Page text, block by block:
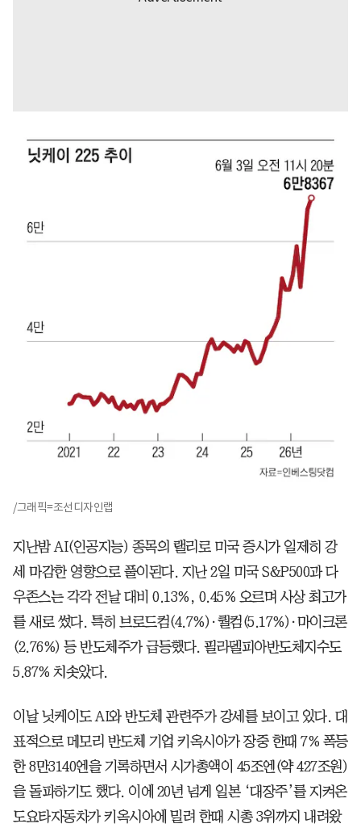
/그래픽=조선디자인랩
지난밤 AI(인공지능) 종목의 랠리로 미국 증시가 일제히 강
세 마감한 영향으로 풀이된다. 지난 2일 미국 S&P500과 다
우존스는 각각 전날 대비 0.13%, 0.45% 오르며 사상 최고가
를 새로 썼다. 특히 브로드컴(4.7%)·퀄컴(5.17%)·마이크론
(2.76%) 등 반도체주가 급등했다. 필라델피아반도체지수도
5.87% 치솟았다.
이날 닛케이도 AI와 반도체 관련주가 강세를 보이고 있다. 대
표적으로 메모리 반도체 기업 키옥시아가 장중 한때 7% 폭등
한 8만3140엔을 기록하면서 시가총액이 45조엔(약 427조원)
을 돌파하기도 했다. 이에 20년 넘게 일본 ‘대장주’를 지켜온
도요타자동차가 키옥시아에 밀려 한때 시총 3위까지 내려왔